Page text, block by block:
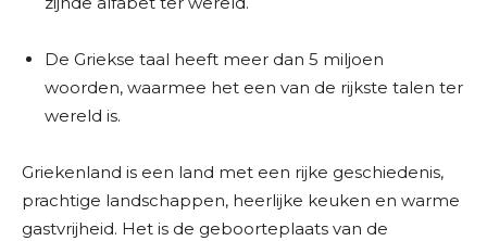
De Griekse taal heeft meer dan 5 miljoen
woorden, waarmee het een van de rijkste talen ter
wereld is.
Griekenland is een land met een rijke geschiedenis,
prachtige landschappen, heerlijke keuken en warme
gastvrijheid. Het is de geboorteplaats van de